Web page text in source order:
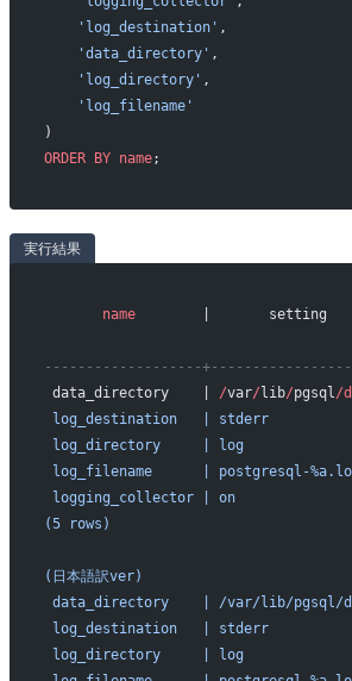
    'log_destination'
,
    'data_directory'
,
    'log_directory'
,
    'log_filename'
)
ORDER BY name;
実行結果
       name
|
-------------------
data_directory    | /var/lib/pgsql/
log_destination   | stderr
log_directory     | log
log_filename      | postgresql-
logging_collector | on
(5 rows)
(日本語訳ver)
data_directory    | /var/lib/pgsql/data |
log_destination   | stderr              |
log_directory     | log                 | ロ